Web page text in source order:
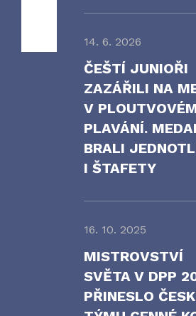
14. 6. 2026
ČEŠTÍ JUNIOŘI
ZAZÁŘILI NA
V
PLAVÁNÍ.
BRALI
I ŠTAFETY
16. 10. 2025
MISTROVSTVÍ
SVĚTA V DPP
PŘINESLO